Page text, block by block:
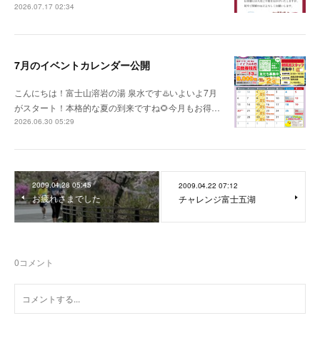
2026.07.17 02:34
7月のイベントカレンダー公開
こんにちは！富士山溶岩の湯 泉水です♨️いよいよ7月
がスタート！本格的な夏の到来ですね🌻今月もお得…
2026.06.30 05:29
2009.04.28 05:45
お疲れさまでした
2009.04.22 07:12
チャレンジ富士五湖
0コメント